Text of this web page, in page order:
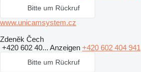
Bitte um Rückruf
www.unicamsystem.cz
Zdeněk Čech
+420 602 40... Anzeigen +420 602 404 941
Bitte um Rückruf